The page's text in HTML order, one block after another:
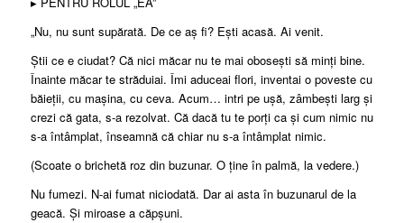
„Nu, nu sunt supărată. De ce aș fi? Ești acasă. Ai venit.
Știi ce e ciudat? Că nici măcar nu te mai obosești să minți bine.
Înainte măcar te străduiai. Îmi aduceai flori, inventai o poveste cu
băieții, cu mașina, cu ceva. Acum… intri pe ușă, zâmbești larg și
crezi că gata, s-a rezolvat. Că dacă tu te porți ca și cum nimic nu
s-a întâmplat, înseamnă că chiar nu s-a întâmplat nimic.
(Scoate o brichetă roz din buzunar. O ține în palmă, la vedere.)
Nu fumezi. N-ai fumat niciodată. Dar ai asta în buzunarul de la
geacă. Și miroase a căpșuni.